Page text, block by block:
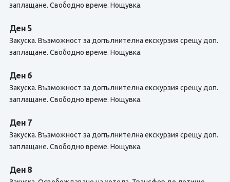
заплащане. Свободно време. Нощувка.
Ден 5
Закуска. Възможност за допълнителна екскурзия срещу доп.
заплащане. Свободно време. Нощувка.
Ден 6
Закуска. Възможност за допълнителна екскурзия срещу доп.
заплащане. Свободно време. Нощувка.
Ден 7
Закуска. Възможност за допълнителна екскурзия срещу доп.
заплащане. Свободно време. Нощувка.
Ден 8